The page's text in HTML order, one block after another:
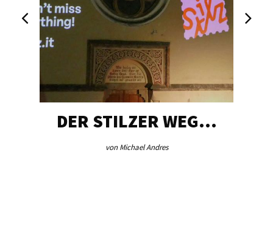
DER STILZER WEG…
von Michael Andres